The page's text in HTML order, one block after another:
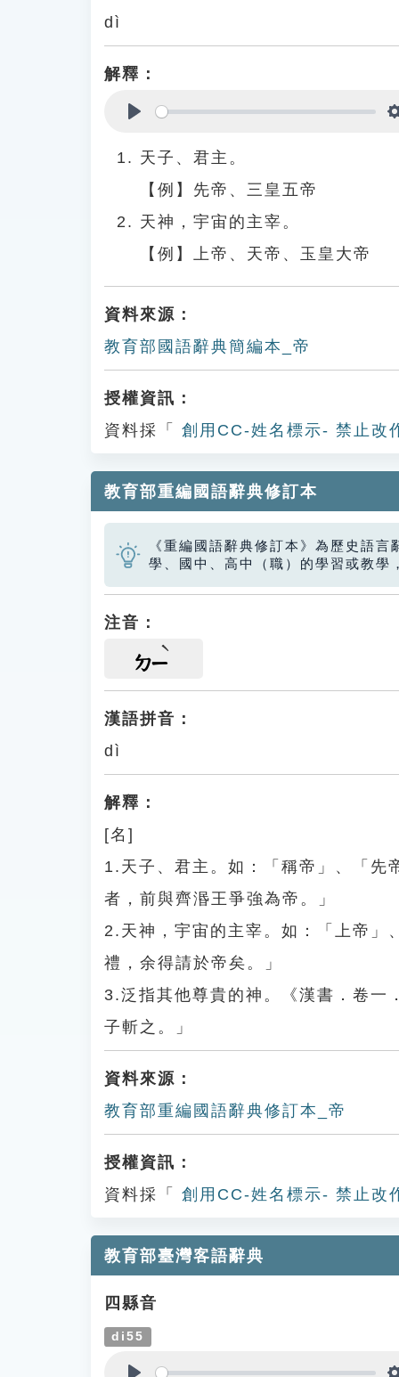
dì
解釋：
天子、君主。
【例】先帝、三皇五帝
天神，宇宙的主宰。
【例】上帝、天帝、玉皇大帝
資料來源：
教育部國語辭典簡編本_帝
授權資訊：
資料採「
創用CC-姓名標示- 禁止改
教育部重編國語辭典修訂本
《重編國語辭典修訂本》為歷史語
學、國中、高中（職）的學習或教學
注音：
ㄉㄧ
漢語拼音：
dì
解釋：
[名]
1.天子、君主。如：「稱帝」、「先
者，前與齊湣王爭強為帝。」
2.天神，宇宙的主宰。如：「上帝」
禮，余得請於帝矣。」
3.泛指其他尊貴的神。《漢書．卷一
子斬之。」
資料來源：
教育部重編國語辭典修訂本_帝
授權資訊：
資料採「
創用CC-姓名標示- 禁止改
教育部臺灣客語辭典
四縣音
di55